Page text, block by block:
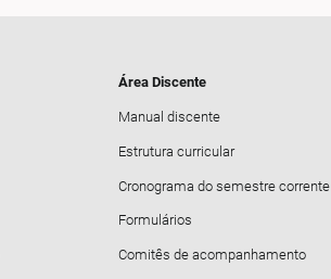
Área Discente
Manual discente
Estrutura curricular
Cronograma do semestre corrente
Formulários
Comitês de acompanhamento